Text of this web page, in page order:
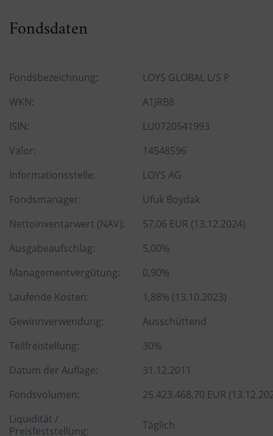
Fondsdaten
Fondsbezeichnung:
LOYS GLOBAL L/S P
WKN:
A1JRB8
ISIN:
LU0720541993
Valor:
14548596
Informationsstelle:
LOYS AG
Fondsmanager:
Ufuk Boydak
Nettoinventarwert (NAV):
57,06 EUR (13.12.2024)
Ausgabeaufschlag:
5,00%
Managementvergütung:
0,90%
Laufende Kosten:
1,88% (13.10.2023)
Gewinnverwendung:
Ausschüttend
Teilfreistellung:
30%
Datum der Auflage:
31.12.2011
Fondsvolumen:
25.423.468,70 EUR
Liquidität /
Preisfeststellung:
Täglich